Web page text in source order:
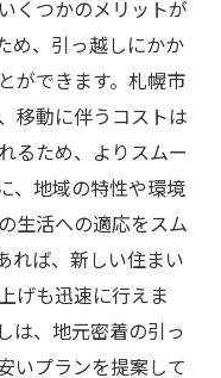
くつかのメリットが
め、引っ越しにかか
ができます。札幌市
移動に伴うコストは
るため、よりスムー
、地域の特性や環境
生活への適応をスム
れば、新しい住まい
げも迅速に行えま
は、地元密着の引っ
いプランを提案して